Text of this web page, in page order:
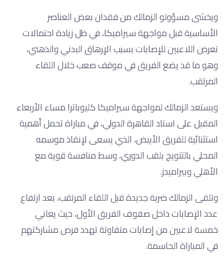
ويخشى مسؤولو الزمالك من فقدان بعض العناصر
الأساسية قبل مواجهة سيراميكا، في ظل زيادة احتمالات
تعرض اللاعبين للإصابات بسبب الإرهاق البدني والذهني،
وهو ما قد يضع الفريق في موقف صعب خلال اللقاء
المرتقب.
ويستعد الزمالك لمواجهة سيراميكا كليوباترا مساء الأربعاء
المقبل على استاد القاهرة الدولي، في مباراة تحمل أهمية
استثنائية للفريق الأبيض، الذي يسعى لإنقاذ موسمه
المحلي بالتتويج بلقب الدوري، وسط منافسة قوية مع
الأهلي وبيراميدز.
وتلقى الزمالك ضربة جديدة قبل اللقاء المرتقب، بعد ارتفاع
عدد الإصابات داخل صفوف الفريق الأول، حيث يعاني
خمسة لاعبين من إصابات متفاوتة تهدد فرص مشاركتهم
في المباراة الحاسمة.